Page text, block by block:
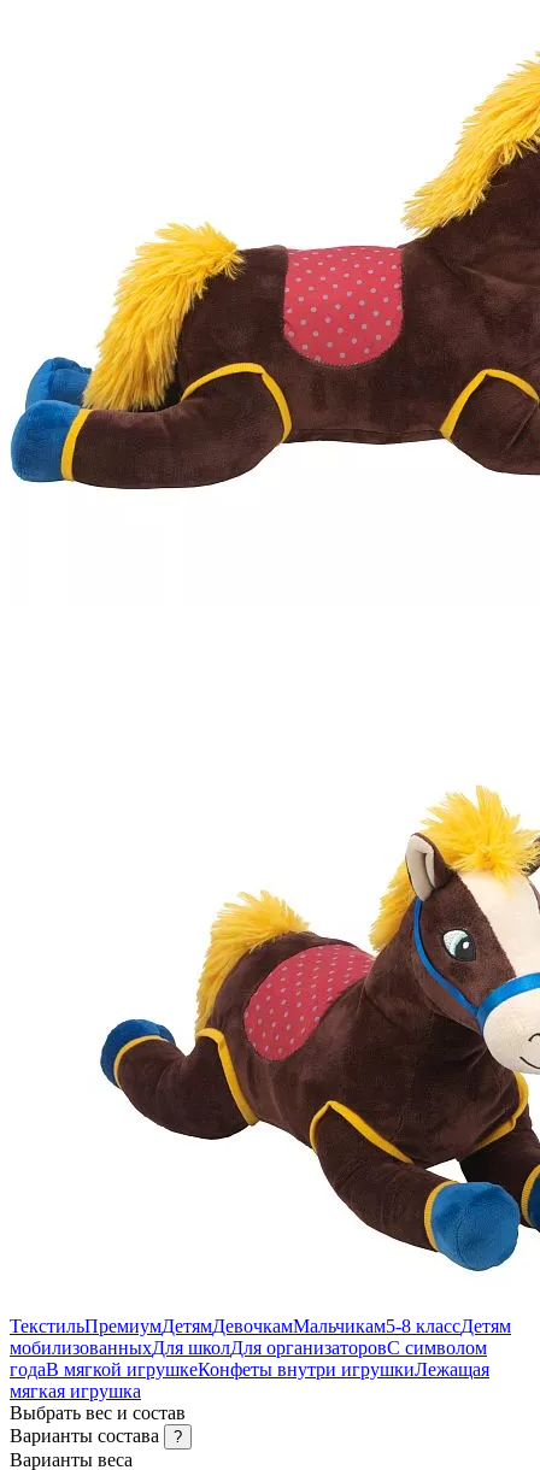
ТекстильПремиумДетямДевочкамМальчикам5-8 классДетям
мобилизованныхДля школДля организаторовС символом
годаВ мягкой игрушкеКонфеты внутри игрушкиЛежащая
мягкая игрушка
Выбрать вес и состав
Варианты состава
?
Варианты веса